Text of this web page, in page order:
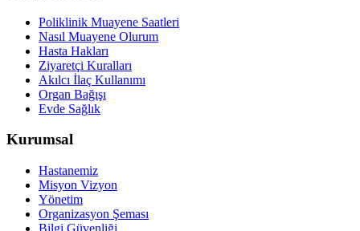
Poliklinik Muayene Saatleri
Nasıl Muayene Olurum
Hasta Hakları
Ziyaretçi Kuralları
Akılcı İlaç Kullanımı
Organ Bağışı
Evde Sağlık
Kurumsal
Hastanemiz
Misyon Vizyon
Yönetim
Organizasyon Şeması
Bilgi Güvenliği